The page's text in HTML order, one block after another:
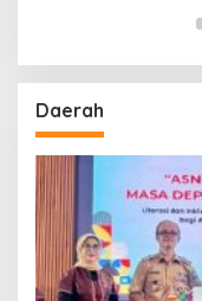
Daerah